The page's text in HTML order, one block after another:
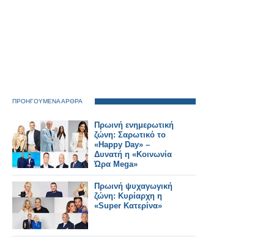
ΠΡΟΗΓΟΥΜΕΝΑ ΑΡΘΡΑ
Πρωινή ενημερωτική
ζώνη: Σαρωτικό το
«Happy Day» –
Δυνατή η «Κοινωνία
Ώρα Mega»
Πρωινή ψυχαγωγική
ζώνη: Κυρίαρχη η
«Super Κατερίνα»